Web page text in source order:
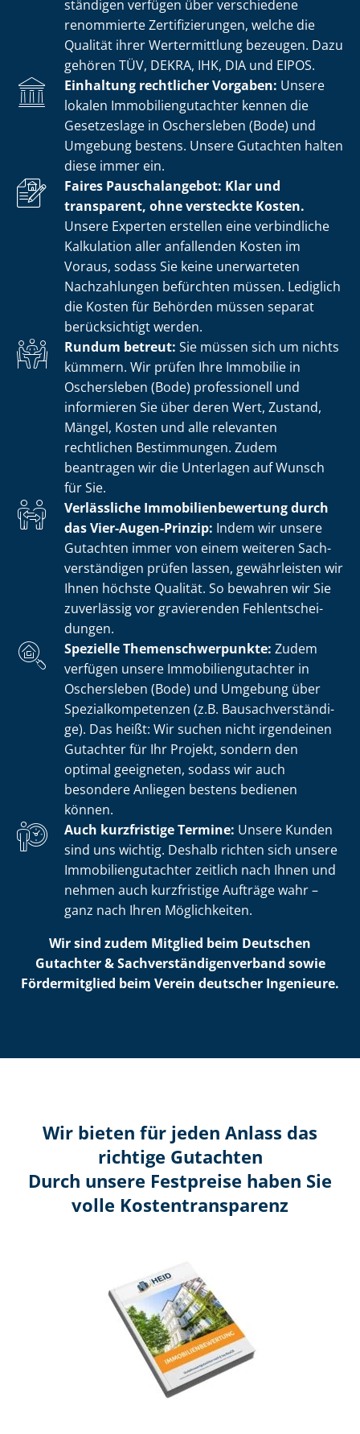
stän­di­gen verfügen über verschiedene
renommierte Zer­ti­fi­zie­run­gen, welche die
Qualität ihrer Wertermittlung bezeugen. Dazu
gehören TÜV, DEKRA, IHK, DIA und EIPOS.
Einhaltung rechtlicher Vorgaben: Unsere
lokalen Im­mo­bi­li­en­gut­ach­ter kennen die
Gesetzeslage in Oschersleben (Bode) und
Umgebung bestens. Unsere Gutachten halten
diese immer ein.
Faires Pauschalangebot: Klar und
transparent, ohne versteckte Kosten.
Unsere Experten erstellen eine verbindliche
Kalkulation aller anfallenden Kosten im
Voraus, sodass Sie keine unerwarteten
Nachzahlungen befürchten müssen. Lediglich
die Kosten für Behörden müssen separat
berücksichtigt werden.
Rundum betreut: Sie müssen sich um nichts
kümmern. Wir prüfen Ihre Immobilie in
Oschersleben (Bode) professionell und
informieren Sie über deren Wert, Zustand,
Mängel, Kosten und alle relevanten
rechtlichen Bestimmungen. Zudem
beantragen wir die Unterlagen auf Wunsch
für Sie.
Verlässliche Im­mo­bi­li­en­be­wer­tung durch
das Vier-Augen-Prinzip: Indem wir unsere
Gutachten immer von einem weiteren Sach­
ver­stän­di­gen prüfen lassen, gewährleisten wir
Ihnen höchste Qualität. So bewahren wir Sie
zuverlässig vor gravierenden Fehl­ent­schei­
dun­gen.
Spezielle The­men­schwer­punk­te: Zudem
verfügen unsere Im­mo­bi­li­en­gut­ach­ter in
Oschersleben (Bode) und Umgebung über
Spe­zi­al­kom­pe­ten­zen (z.B. Bau­sach­ver­stän­di­
ge). Das heißt: Wir suchen nicht irgendeinen
Gutachter für Ihr Projekt, sondern den
optimal geeigneten, sodass wir auch
besondere Anliegen bestens bedienen
können.
Auch kurzfristige Termine: Unsere Kunden
sind uns wichtig. Deshalb richten sich unsere
Im­mo­bi­li­en­gut­ach­ter zeitlich nach Ihnen und
nehmen auch kurzfristige Aufträge wahr –
ganz nach Ihren Möglichkeiten.
Wir sind zudem Mitglied beim Deutschen
Gutachter & Sach­ver­stän­di­gen­ver­band sowie
Fördermitglied beim Verein deutscher Ingenieure.
Wir bieten für jeden Anlass das
richtige Gutachten
Durch unsere Festpreise haben Sie
volle Kosten­transparenz